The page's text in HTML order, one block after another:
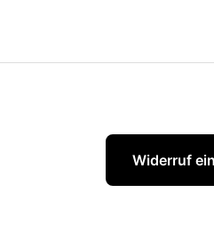
Widerruf